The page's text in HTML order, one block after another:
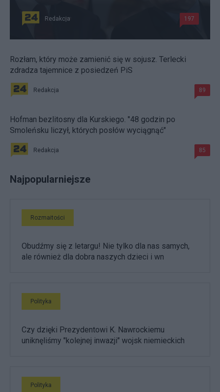
Redakcja 197
Rozłam, który może zamienić się w sojusz. Terlecki
zdradza tajemnice z posiedzeń PiS
Redakcja 89
Hofman bezlitosny dla Kurskiego. "48 godzin po
Smoleńsku liczył, których posłów wyciągnąć"
Redakcja 85
Najpopularniejsze
Rozmaitości
Obudźmy się z letargu! Nie tylko dla nas samych,
ale również dla dobra naszych dzieci i wn
Polityka
Czy dzięki Prezydentowi K. Nawrockiemu
uniknęliśmy "kolejnej inwazji" wojsk niemieckich
Polityka